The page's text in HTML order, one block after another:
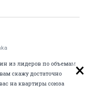
из лидеров по объемам
скажу достаточно
на квартиры союза